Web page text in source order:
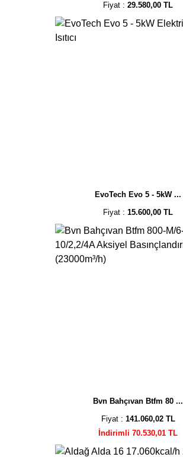
Fiyat :29.580,00 TL
EvoTech Evo 5 - 5kW ...
Fiyat :15.600,00 TL
Bvn Bahçıvan Btfm 80 ...
Fiyat : 141.060,02 TL
İndirimli 70.530,01 TL